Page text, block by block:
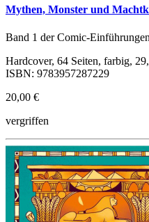
Mythen, Monster und
Band 1 der Comic-
Hardcover, 64 Seiten, farbig,
ISBN: 9783957287229
20,00 €
vergriffen